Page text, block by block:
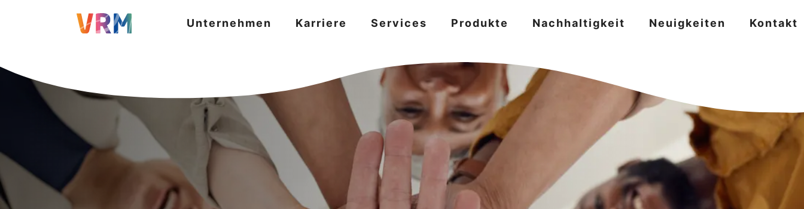
Unternehmen Karriere Services Produkte Nachhaltigkeit Neuigkeiten Kontakt